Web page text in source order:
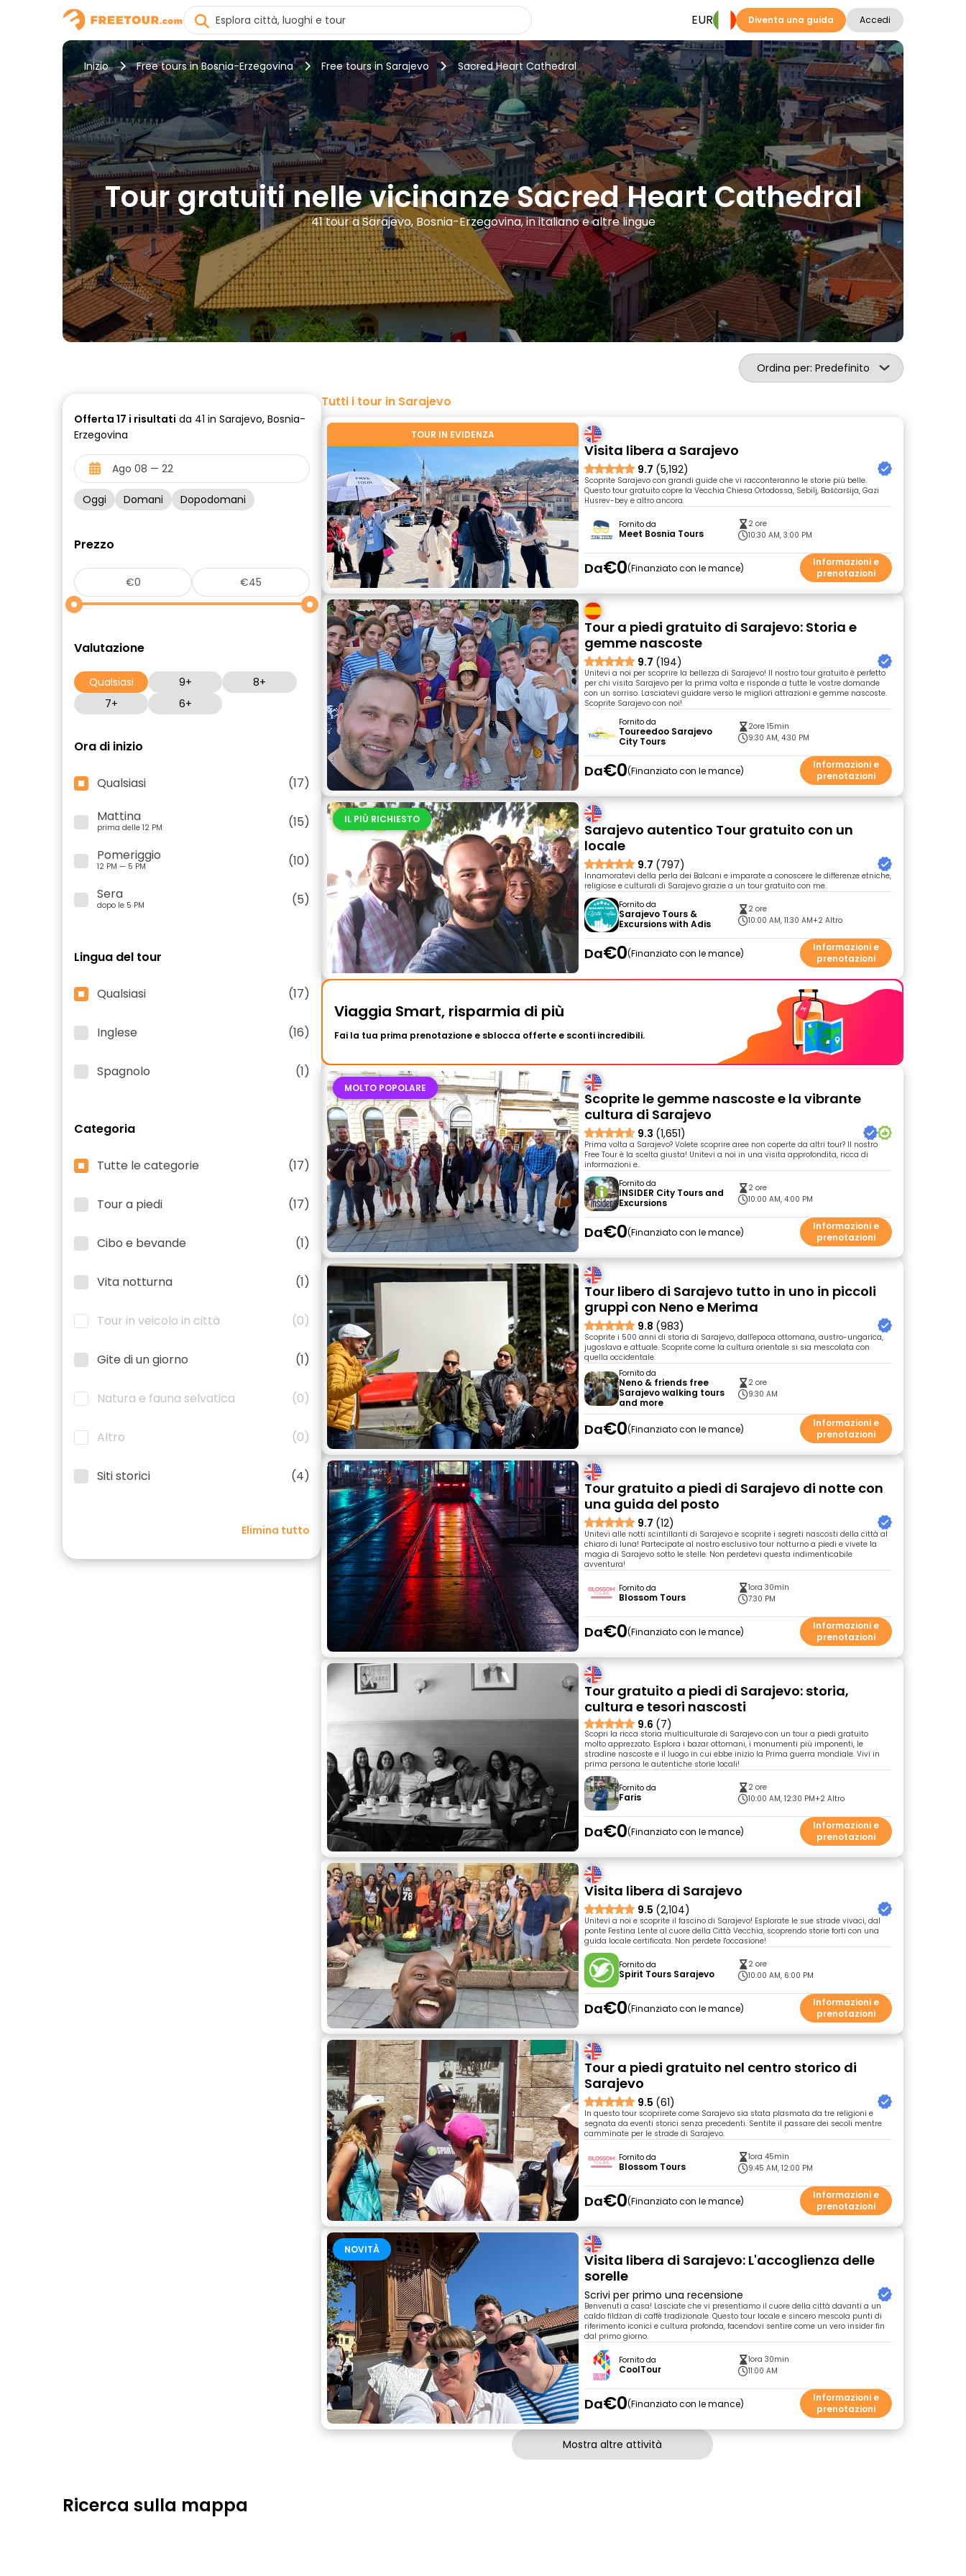
EUR Diventa una guida Accedi
Inizio Free tours in Bosnia-Erzegovina Free tours in Sarajevo Sacred Heart Cathedral
Tour gratuiti nelle vicinanze Sacred Heart Cathedral
41 tour a Sarajevo, Bosnia-Erzegovina, in italiano e altre lingue
Ordina per: Predefinito
Offerta 17 i risultati da 41 in Sarajevo, Bosnia-
Erzegovina
Oggi Domani Dopodomani
Prezzo
Valutazione
Qualsiasi 9+
8+
7+
6+
Ora di inizio
Qualsiasi
(17)
Mattina
prima delle 12 PM
(15)
Pomeriggio
12 PM — 5 PM
(10)
Sera
dopo le 5 PM (5)
Lingua del tour
Qualsiasi (17)
Inglese (16)
Spagnolo (1)
Categoria
Tutte le categorie (17)
Tour a piedi (17)
Cibo e bevande (1)
Vita notturna (1)
Tour in veicolo in città (0)
Gite di un giorno (1)
Natura e fauna selvatica (0)
Altro (0)
Siti storici (4)
Elimina tutto
Tutti i tour in Sarajevo
TOUR IN EVIDENZA
Visita libera a Sarajevo
9.7 (5,192)
Scoprite Sarajevo con grandi guide che vi racconteranno le storie più belle.
Questo tour gratuito copre la Vecchia Chiesa Ortodossa, Sebilj, Baščaršija, Gazi
Husrev-bey e altro ancora.
Fornito da
Meet Bosnia Tours
2 ore
10:30 AM, 3:00 PM
Da€0 Finanziato con le mance
Informazioni e
prenotazioni
Tour a piedi gratuito di Sarajevo: Storia e
gemme nascoste
9.7 (194)
Unitevi a noi per scoprire la bellezza di Sarajevo! Il nostro tour gratuito è perfetto
per chi visita Sarajevo per la prima volta e risponde a tutte le vostre domande
con un sorriso. Lasciatevi guidare verso le migliori attrazioni e gemme nascoste.
Scoprite Sarajevo con noi!
Fornito da
Toureedoo Sarajevo
City Tours
2ore 15min
9:30 AM, 4:30 PM
Da€0 Finanziato con le mance
Informazioni e
prenotazioni
IL PIÙ RICHIESTO
Sarajevo autentico Tour gratuito con un
locale
9.7 (797)
Innamoratevi della perla dei Balcani e imparate a conoscere le differenze etniche,
religiose e culturali di Sarajevo grazie a un tour gratuito con me.
Fornito da
Sarajevo Tours &
Excursions with Adis
2 ore
10:00 AM, 11:30 AM+2 Altro
Da€0 Finanziato con le mance
Informazioni e
prenotazioni
Viaggia Smart, risparmia di più
Fai la tua prima prenotazione e sblocca offerte e sconti incredibili.
MOLTO POPOLARE
Scoprite le gemme nascoste e la vibrante
cultura di Sarajevo
9.3 (1,651)
Prima volta a Sarajevo? Volete scoprire aree non coperte da altri tour? Il nostro
Free Tour è la scelta giusta! Unitevi a noi in una visita approfondita, ricca di
informazioni e..
Fornito da
INSIDER City Tours and
Excursions
2 ore
10:00 AM, 4:00 PM
Da€0 Finanziato con le mance
Informazioni e
prenotazioni
Tour libero di Sarajevo tutto in uno in piccoli
gruppi con Neno e Merima
9.8 (983)
Scoprite i 500 anni di storia di Sarajevo, dall'epoca ottomana, austro-ungarica,
jugoslava e attuale. Scoprite come la cultura orientale si sia mescolata con
quella occidentale.
Fornito da
Neno & friends free
Sarajevo walking tours
and more
2 ore
9:30 AM
Da€0 Finanziato con le mance
Informazioni e
prenotazioni
Tour gratuito a piedi di Sarajevo di notte con
una guida del posto
9.7 (12)
Unitevi alle notti scintillanti di Sarajevo e scoprite i segreti nascosti della città al
chiaro di luna! Partecipate al nostro esclusivo tour notturno a piedi e vivete la
magia di Sarajevo sotto le stelle. Non perdetevi questa indimenticabile
avventura!
Fornito da
Blossom Tours
1ora 30min
7:30 PM
Da€0 Finanziato con le mance
Informazioni e
prenotazioni
Tour gratuito a piedi di Sarajevo: storia,
cultura e tesori nascosti
9.6 (7)
Scopri la ricca storia multiculturale di Sarajevo con un tour a piedi gratuito
molto apprezzato. Esplora i bazar ottomani, i monumenti più imponenti, le
stradine nascoste e il luogo in cui ebbe inizio la Prima guerra mondiale. Vivi in
prima persona le autentiche storie locali!
Fornito da
Faris
2 ore
10:00 AM, 12:30 PM+2 Altro
Da€0 Finanziato con le mance
Informazioni e
prenotazioni
Visita libera di Sarajevo
9.5 (2,104)
Unitevi a noi e scoprite il fascino di Sarajevo! Esplorate le sue strade vivaci, dal
ponte Festina Lente al cuore della Città Vecchia, scoprendo storie forti con una
guida locale certificata. Non perdete l'occasione!
Fornito da
Spirit Tours Sarajevo
2 ore
10:00 AM, 6:00 PM
Da€0 Finanziato con le mance
Informazioni e
prenotazioni
Tour a piedi gratuito nel centro storico di
Sarajevo
9.5 (61)
In questo tour scoprirete come Sarajevo sia stata plasmata da tre religioni e
segnata da eventi storici senza precedenti. Sentite il passare dei secoli mentre
camminate per le strade di Sarajevo.
Fornito da
Blossom Tours
1ora 45min
9:45 AM, 12:00 PM
Da€0 Finanziato con le mance
Informazioni e
prenotazioni
NOVITÀ
Visita libera di Sarajevo: L'accoglienza delle
sorelle
Scrivi per primo una recensione
Benvenuti a casa! Lasciate che vi presentiamo il cuore della città davanti a un
caldo fildžan di caffè tradizionale. Questo tour locale e sincero mescola punti di
riferimento iconici e cultura profonda, facendovi sentire come un vero insider fin
dal primo giorno.
Fornito da
CoolTour
1ora 30min
11:00 AM
Da€0 Finanziato con le mance
Informazioni e
prenotazioni
Mostra altre attività
Ricerca sulla mappa